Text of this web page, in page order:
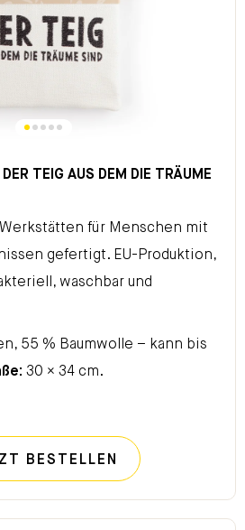
TEIG AUS DEM DIE TRÄUME
für Menschen mit
gefertigt. EU-Produktion,
waschbar und
55 % Baumwolle – kann bis
30 × 34 cm.
BESTELLEN